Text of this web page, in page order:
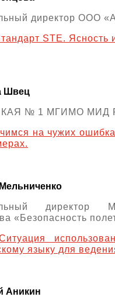
директор ООО
STE. Ясность
Швец
КАЯ № 1 МГИМО МИД
на чужих
директор
«Безопасность
языку для
Аникин